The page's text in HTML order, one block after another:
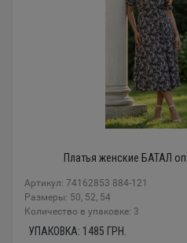
Платья женские БАТАЛ
Артикул: 74162853 884-121
Размеры: 50, 52, 54
Количество в упаковке: 3
УПАКОВКА: 1485 ГРН.